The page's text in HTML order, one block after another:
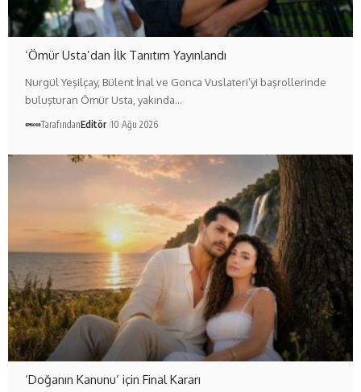
‘Ömür Usta’dan İlk Tanıtım Yayınlandı
Nurgül Yeşilçay, Bülent İnal ve Gonca Vuslateri’yi başrollerinde
buluşturan Ömür Usta, yakında…
TarafındanEditör 10 Ağu 2026
‘Doğanın Kanunu’ için Final Kararı